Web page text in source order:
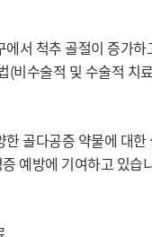
서 척추 골절이 증가
비수술적 및 수술적 치
골다공증 약물에 대
예방에 기여하고 있습